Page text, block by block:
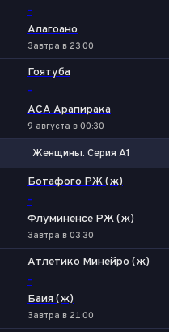
-
Алагоано
Завтра в 23:00
Гоятуба
-
АСА Арапирака
9 августа в 00:30
Женщины. Серия А1
Ботафого РЖ (ж)
-
Флуминенсе РЖ (ж)
Завтра в 03:30
Атлетико Минейро (ж)
-
Баия (ж)
Завтра в 21:00